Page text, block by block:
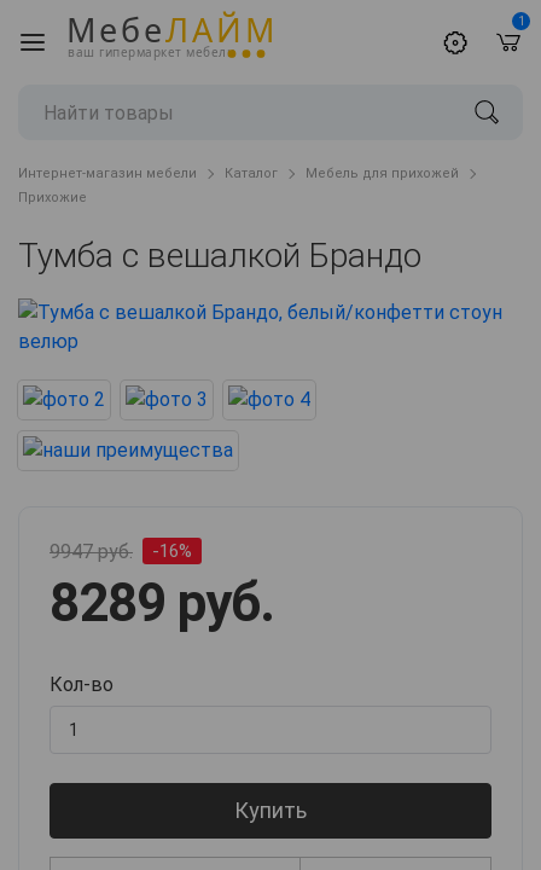
МебеЛАЙМ
ваш гипермаркет мебели
1
Интернет-магазин мебели Каталог
Мебель для прихожей
Прихожие
Тумба с вешалкой Брандо
9947 руб. -16%
8289 руб.
Кол-во
Купить